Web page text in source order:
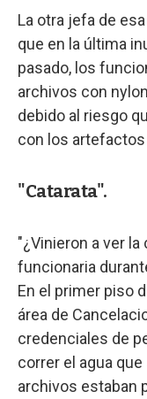
La otra jefa de
que en la última
pasado, los
archivos con
debido al riesgo
con los
"Catarata".
"¿Vinieron a ver
funcionaria
En el primer piso
área de
credenciales de
correr el agua
archivos estaban